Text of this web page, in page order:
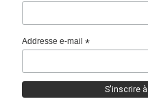
Addresse e-mail*